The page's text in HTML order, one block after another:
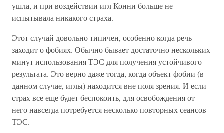
ушла, и при воздействии игл Конни больше не
испытывала никакого страха.
Этот случай довольно типичен, особенно когда речь
заходит о фобиях. Обычно бывает достаточно нескольких
минут использования ТЭС для получения устойчивого
результата. Это верно даже тогда, когда объект фобии (в
данном случае, иглы) находится вне поля зрения. И если
страх все еще будет беспокоить, для освобождения от
него навсегда потребуется несколько повторных сеансов
ТЭС.